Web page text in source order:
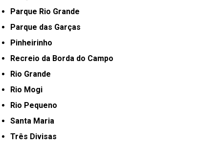
Parque Rio Grande
Parque das Garças
Pinheirinho
Recreio da Borda do Campo
Rio Grande
Rio Mogi
Rio Pequeno
Santa Maria
Três Divisas